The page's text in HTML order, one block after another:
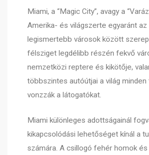
Miami, a “Magic City”, avagy a
Amerika- és világszerte egyaránt az
legismertebb városok között
félsziget legdélibb részén fekvő
nemzetközi reptere és kikötője,
többszintes autóútjai a világ minden
vonzzák a látogatókat.
Miami különleges adottságainál
kikapcsolódási lehetőséget kínál a
számára. A csillogó fehér homok